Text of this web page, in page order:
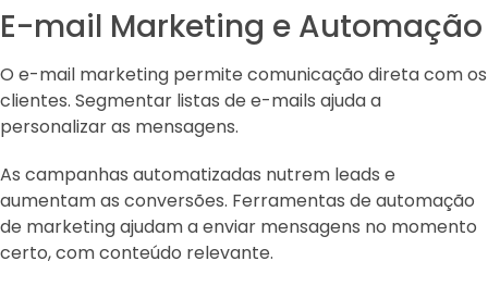
E-mail Marketing e Automação
O e-mail marketing permite comunicação direta com os
clientes. Segmentar listas de e-mails ajuda a
personalizar as mensagens.
As campanhas automatizadas nutrem leads e
aumentam as conversões. Ferramentas de automação
de marketing ajudam a enviar mensagens no momento
certo, com conteúdo relevante.